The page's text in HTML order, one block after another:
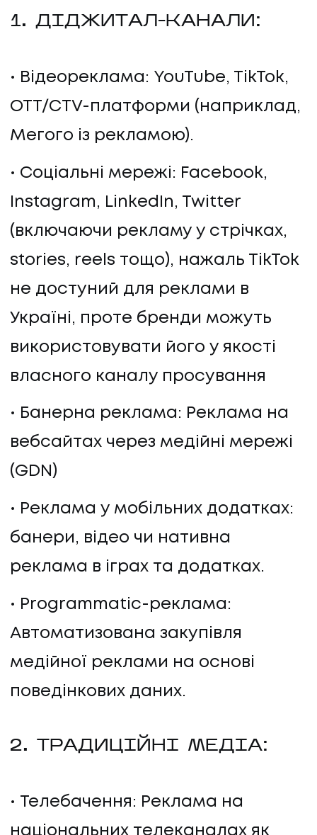
1. ДІДЖИТАЛ-КАНАЛИ:
Відеореклама: YouTube, TikTok,
OTT/CTV-платформи (наприклад,
Мегого із рекламою).
Соціальні мережі: Facebook,
Instagram, LinkedIn, Twitter
(включаючи рекламу у стрічках,
stories, reels тощо), нажаль TikTok
не достуний для реклами в
Україні, проте бренди можуть
використовувати його у якості
власного каналу просування
Банерна реклама: Реклама на
вебсайтах через медійні мережі
(GDN)
Реклама у мобільних додатках:
банери, відео чи нативна
реклама в іграх та додатках.
Programmatic-реклама:
Автоматизована закупівля
медійної реклами на основі
поведінкових даних.
2. ТРАДИЦІЙНІ МЕДІА:
Телебачення: Реклама на
національних телеканалах як
КАР'ЄРА
КАР'ЄРА
БЛОГ
БЛОГ
КЛІЄНТИ
КЛІЄНТИ
КОНТАКТИ
ПРО НАС